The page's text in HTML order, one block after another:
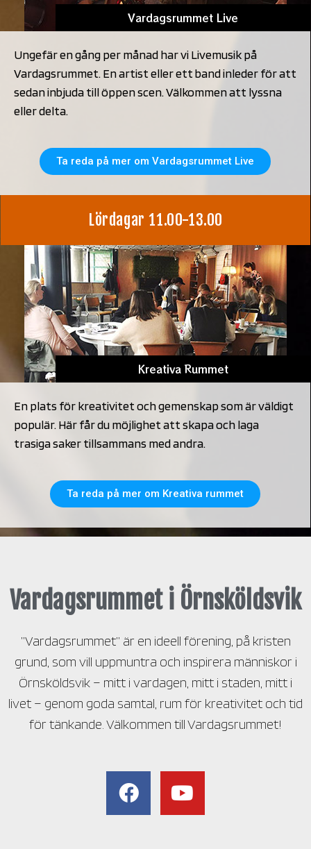
Vardagsrummet Live
Ungefär en gång per månad har vi Livemusik på
Vardagsrummet. En artist eller ett band inlederför att
sedan inbjuda till öppen scen. Välkommen att lyssna
eller delta.
Ta reda på mer om Vardagsrummet Live
Lördagar 11.00-13.00
En plats för kreativitet och gemenskap som är väldigt
populär. Här får du möjlighet att skapa och laga
trasiga saker tillsammans med andra.
Kreativa Rummet
Ta reda på mer om Kreativa rummet
Vardagsrummet i Örnsköldsvik
”Vardagsrummet” är en ideell förening, på kristen
grund, som vill uppmuntra och inspirera människor i
Örnsköldsvik – mitt i vardagen, mitt i staden, mitt i
livet – genom goda samtal, rum för kreativitet och tid
för tänkande. Välkommen till Vardagsrummet!